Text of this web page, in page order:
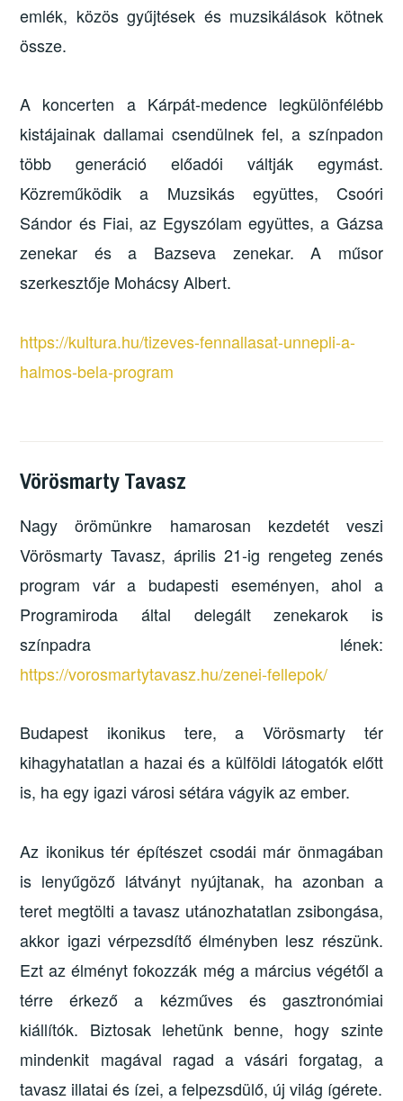
emlék, közös gyűjtések és muzsikálások kötnek
össze.
A koncerten a Kárpát-medence legkülönfélébb
kistájainak dallamai csendülnek fel, a színpadon
több generáció előadói váltják egymást.
Közreműködik a Muzsikás együttes, Csoóri
Sándor és Fiai, az Egyszólam együttes, a Gázsa
zenekar és a Bazseva zenekar. A műsor
szerkesztője Mohácsy Albert.
https://kultura.hu/tizeves-fennallasat-unnepli-a-
halmos-bela-program
Vörösmarty Tavasz
Nagy örömünkre hamarosan kezdetét veszi
Vörösmarty Tavasz, április 21-ig rengeteg zenés
program vár a budapesti eseményen, ahol a
Programiroda által delegált zenekarok is
színpadra lének:
https://vorosmartytavasz.hu/zenei-fellepok/
Budapest ikonikus tere, a Vörösmarty tér
kihagyhatatlan a hazai és a külföldi látogatók előtt
is, ha egy igazi városi sétára vágyik az ember.
Az ikonikus tér építészet csodái már önmagában
is lenyűgöző látványt nyújtanak, ha azonban a
teret megtölti a tavasz utánozhatatlan zsibongása,
akkor igazi vérpezsdítő élményben lesz részünk.
Ezt az élményt fokozzák még a március végétől a
térre érkező a kézműves és gasztronómiai
kiállítók. Biztosak lehetünk benne, hogy szinte
mindenkit magával ragad a vásári forgatag, a
tavasz illatai és ízei, a felpezsdülő, új világ ígérete.